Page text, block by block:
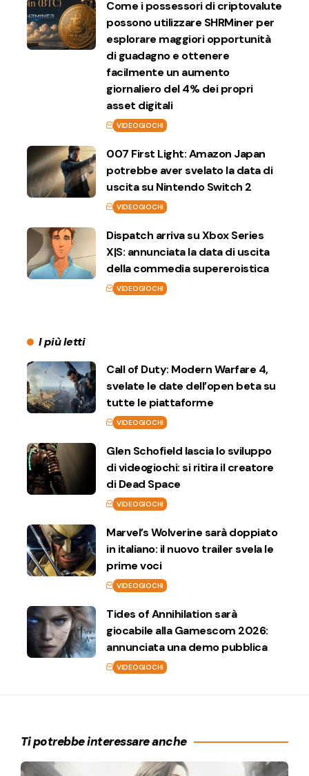
Come i possessori di criptovalute
possono utilizzare SHRMiner per
esplorare maggiori opportunità
di guadagno e ottenere
facilmente un aumento
giornaliero del 4% dei propri
asset digitali
VIDEOGIOCHI
007 First Light: Amazon Japan
potrebbe aver svelato la data di
uscita su Nintendo Switch 2
VIDEOGIOCHI
Dispatch arriva su Xbox Series
X|S: annunciata la data di uscita
della commedia supereroistica
VIDEOGIOCHI
I più letti
Call of Duty: Modern Warfare 4,
svelate le date dell’open beta su
tutte le piattaforme
VIDEOGIOCHI
Glen Schofield lascia lo sviluppo
di videogiochi: si ritira il creatore
di Dead Space
VIDEOGIOCHI
Marvel’s Wolverine sarà doppiato
in italiano: il nuovo trailer svela le
prime voci
VIDEOGIOCHI
Tides of Annihilation sarà
giocabile alla Gamescom 2026:
annunciata una demo pubblica
VIDEOGIOCHI
Ti potrebbe interessare anche